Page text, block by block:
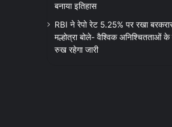
बनाया इतिहास
RBI ने रेपो रेट 5.25% पर रखा
मल्होत्रा बोले- वैश्विक अनिश्चितताओं के
रुख रहेगा जारी